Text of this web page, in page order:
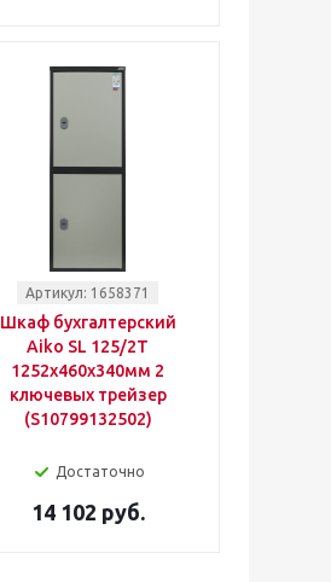
Артикул: 1658371
Шкаф бухгалтерский
Aiko SL 125/2T
1252x460x340мм 2
ключевых трейзер
(S10799132502)
Достаточно
14 102 руб.